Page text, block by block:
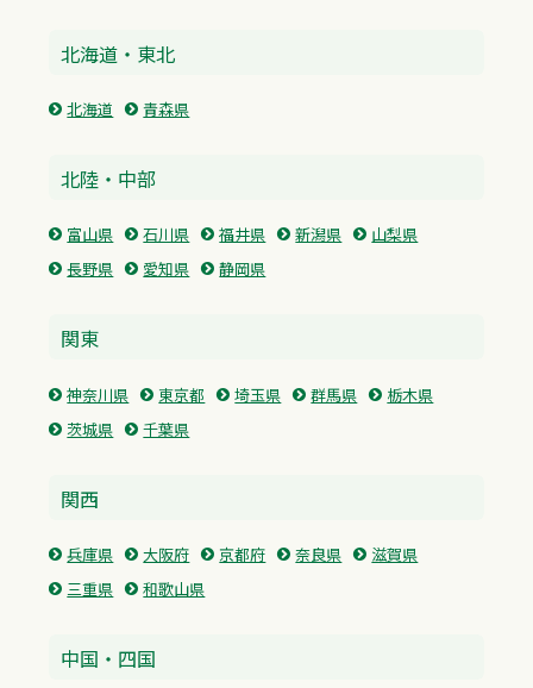
北海道・東北
北海道 青森県
北陸・中部
富山県 石川県 福井県 新潟県
山梨県
長野県
愛知県 静岡県
関東
神奈川県 東京都 埼玉県 群馬県
栃木県
茨城県
千葉県
関西
兵庫県 大阪府 京都府 奈良県
滋賀県
三重県
和歌山県
中国・四国